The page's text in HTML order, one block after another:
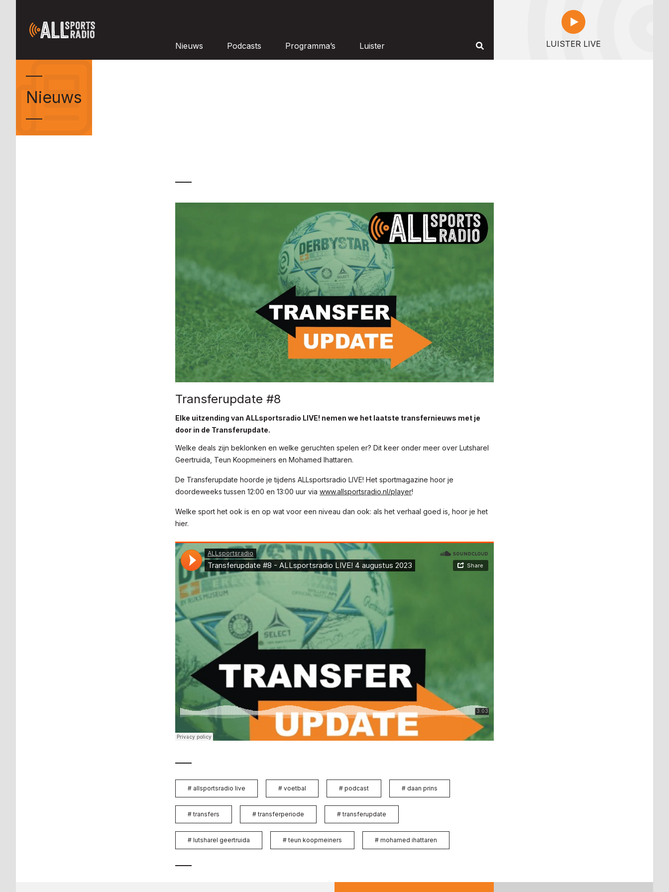
Nieuws Podcasts Programma’s Luister LUISTER LIVE
Nieuws
Transferupdate #8
Elke uitzending van ALLsportsradio LIVE! nemen we het laatste transfernieuws met je
door in de Transferupdate.
Welke deals zijn beklonken en welke geruchten spelen er? Dit keer onder meer over Lutsharel
Geertruida, Teun Koopmeiners en Mohamed Ihattaren.
De Transferupdate hoorde je tijdens ALLsportsradio LIVE! Het sportmagazine hoor je
doordeweeks tussen 12:00 en 13:00 uur via www.allsportsradio.nl/player!
Welke sport het ook is en op wat voor een niveau dan ook: als het verhaal goed is, hoor je het
hier.
# allsportsradio live # voetbal # podcast # daan prins
#transfers #transferperiode #transferupdate
# lutsharel geertruida #teun koopmeiners # mohamed ihattaren